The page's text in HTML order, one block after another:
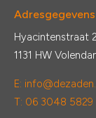
Adresgegevens
Hyacintenstraat
1131 HW
E:
T: 06 3048 5829